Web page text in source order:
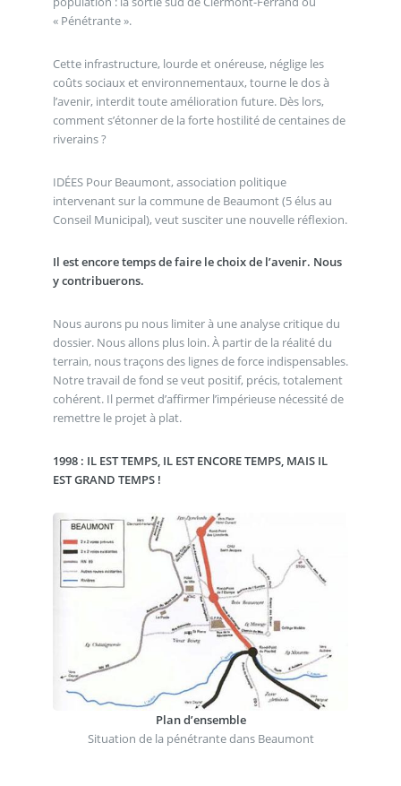
« Pénétrante ».
Cette infrastructure, lourde et onéreuse, néglige les
coûts sociaux et environnementaux, tourne le dos à
l’avenir, interdit toute amélioration future. Dès lors,
comment s’étonner de la forte hostilité de centaines de
riverains ?
IDÉES Pour Beaumont, association politique
intervenant sur la commune de Beaumont (5 élus au
Conseil Municipal), veut susciter une nouvelle réflexion.
Il est encore temps de faire le choix de l’avenir. Nous
y contribuerons.
Nous aurons pu nous limiter à une analyse critique du
dossier. Nous allons plus loin. À partir de la réalité du
terrain, nous traçons des lignes de force indispensables.
Notre travail de fond se veut positif, précis, totalement
cohérent. Il permet d’affirmer l’impérieuse nécessité de
remettre le projet à plat.
1998 : IL EST TEMPS, IL EST ENCORE TEMPS, MAIS IL
EST GRAND TEMPS !
Plan d’ensemble
Situation de la pénétrante dans Beaumont